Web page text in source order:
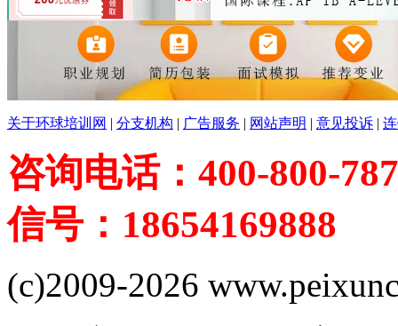
关于环球培训网 | 分支机构 | 广告服务 | 网站声明 | 意见投诉 |
咨询电话：400-800-
信号：18654169888
(c)2009-2026